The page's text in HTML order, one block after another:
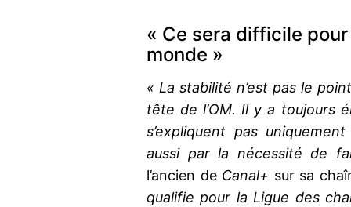
« Ce sera difficile
monde »
« La stabilité n’est pas le
tête de l’OM. Il y a toujours
s’expliquent pas
aussi par la nécessité de
l’ancien deCanal+ sur sa
qualifie pour la Ligue des